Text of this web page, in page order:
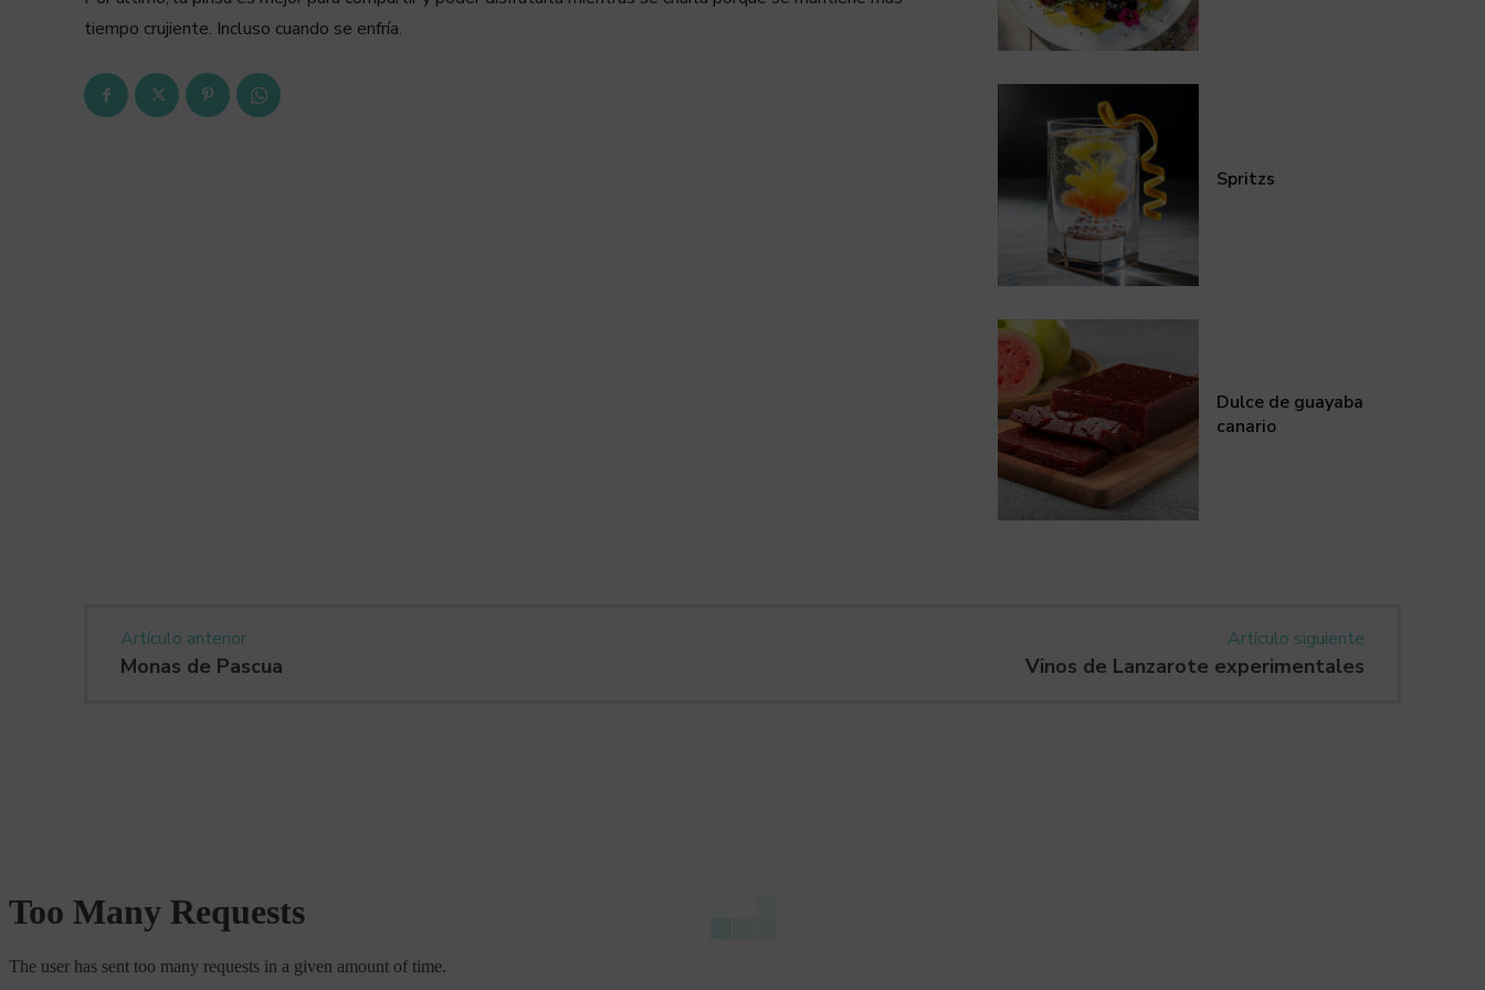
tiempo crujiente. Incluso cuando se enfría.
Spritzs
Dulce de guayaba
canario
Artículo anterior
Monas de Pascua
Artículo siguiente
Vinos de Lanzarote experimentales